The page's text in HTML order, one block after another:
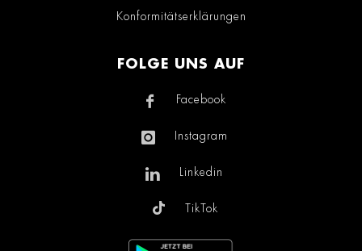
Konformitätserklärungen
FOLGE UNS AUF
Facebook
Instagram
Linkedin
TikTok